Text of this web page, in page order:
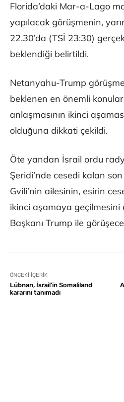
Florida’daki Mar-a-Lago
yapılacak görüşmenin,
22.30’da (TSİ 23:30)
beklendiği belirtildi.
Netanyahu-Trump
beklenen en önemli
anlaşmasının ikinci
olduğuna dikkati çekildi.
Öte yandan İsrail ordu
Şeridi’nde cesedi kalan
Gvili’nin ailesinin, esirin
ikinci aşamaya geçilmesini
Başkanı Trump ile
ÖNCEKI İÇERIK
Lübnan, İsrail’in Somaliland
kararını tanımadı